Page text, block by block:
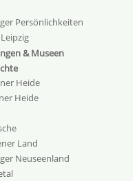
Persönlichkeiten
& Museen
Heide
Heide
Land
Neuseenland